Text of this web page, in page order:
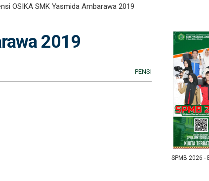
OSIKA SMK Yasmida Ambarawa 2019
2019
PENSI
SPMB 2026 -